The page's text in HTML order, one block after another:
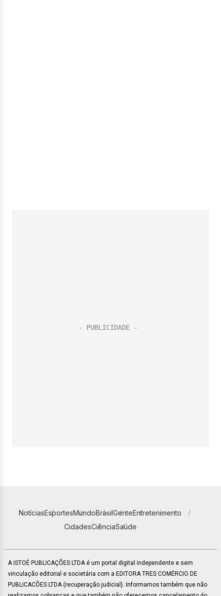
NotíciasEsportesMundoBrasilGenteEntretenimento
CidadesCiênciaSaúde
A ISTOÉ PUBLICAÇÕES LTDA é um portal digital independente e sem
vinculação editorial e societária com a EDITORA TRES COMÉRCIO DE
PUBLICACÕES LTDA (recuperação judicial). Informamos também que não